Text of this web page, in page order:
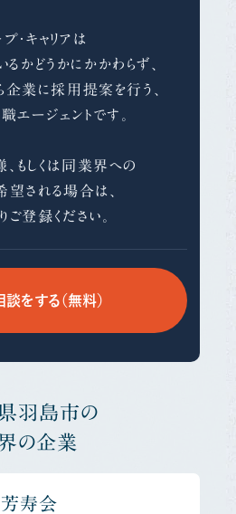
プ・キャリアは
かどうかにかかわらず、
企業に採用提案を行う、
エージェントです。
もしくは同業界への
望される場合は、
ご登録ください。
をする（無料）
羽島市の
の企業
寿会